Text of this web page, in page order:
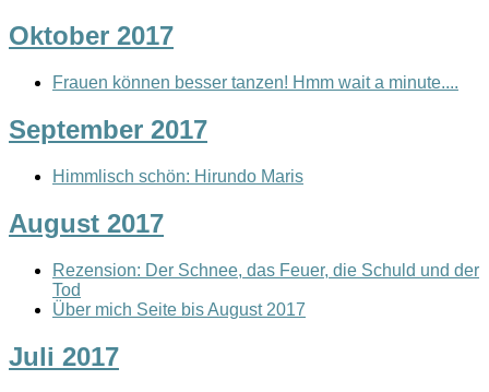
Oktober 2017
Frauen können besser tanzen! Hmm wait a minute....
September 2017
Himmlisch schön: Hirundo Maris
August 2017
Rezension: Der Schnee, das Feuer, die Schuld und der
Tod
Über mich Seite bis August 2017
Juli 2017